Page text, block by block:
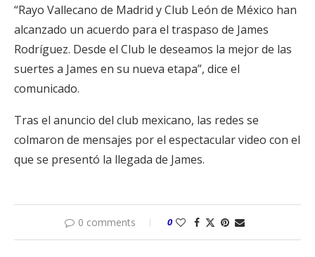
“Rayo Vallecano de Madrid y Club León de México han
alcanzado un acuerdo para el traspaso de James
Rodríguez. Desde el Club le deseamos la mejor de las
suertes a James en su nueva etapa”, dice el
comunicado.
Tras el anuncio del club mexicano, las redes se
colmaron de mensajes por el espectacular video con el
que se presentó la llegada de James.
0 comments 0